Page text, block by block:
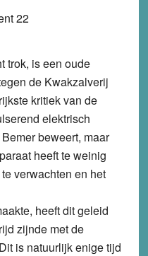
trok, is een oude
de Kwakzalverij
kritiek van de
elektrisch
beweert, maar
heeft te weinig
verwachten en het
heeft dit geleid
zijnde met de
is natuurlijk enige tijd